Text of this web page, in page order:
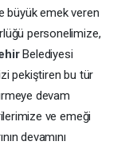
büyük emek veren
personelimize,
Belediyesi
pekiştiren bu tür
devam
ve emeği
devamını